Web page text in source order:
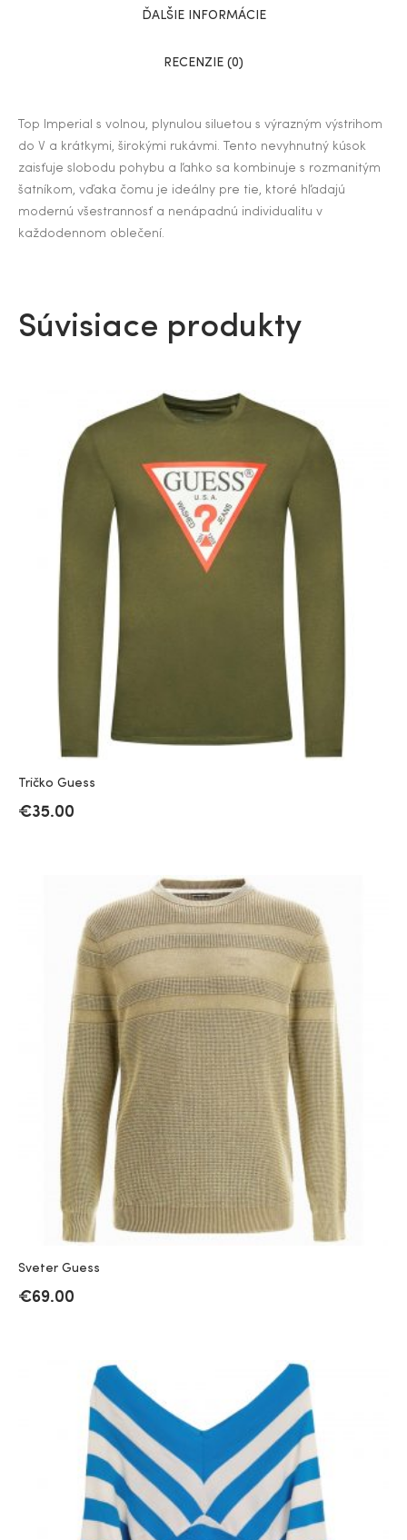
ĎALŠIE INFORMÁCIE
RECENZIE (0)
Top Imperial s volnou, plynulou siluetou s výrazným výstrihom
do V a krátkymi, širokými rukávmi. Tento nevyhnutný kúsok
zaisťuje slobodu pohybu a ľahko sa kombinuje s rozmanitým
šatníkom, vďaka čomu je ideálny pre tie, ktoré hľadajú
modernú všestrannosť a nenápadnú individualitu v
každodennom oblečení.
Súvisiace produkty
Tričko Guess
€35.00
Sveter Guess
€69.00